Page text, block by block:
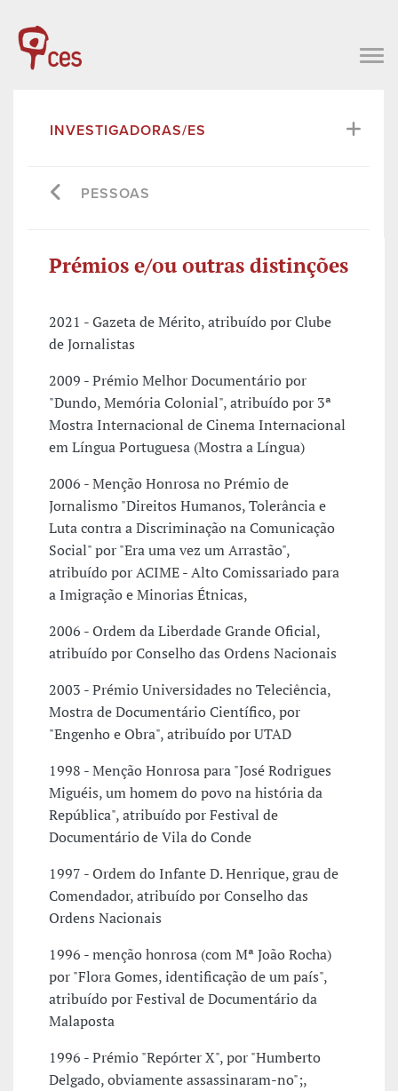
INVESTIGADORAS/ES
PESSOAS
Prémios e/ou outras distinções
2021 - Gazeta de Mérito, atribuído por Clube
de Jornalistas
2009 - Prémio Melhor Documentário por
"Dundo, Memória Colonial", atribuído por 3ª
Mostra Internacional de Cinema Internacional
em Língua Portuguesa (Mostra a Língua)
2006 - Menção Honrosa no Prémio de
Jornalismo "Direitos Humanos, Tolerância e
Luta contra a Discriminação na Comunicação
Social" por "Era uma vez um Arrastão",
atribuído por ACIME - Alto Comissariado para
a Imigração e Minorias Étnicas,
2006 - Ordem da Liberdade Grande Oficial,
atribuído por Conselho das Ordens Nacionais
2003 - Prémio Universidades no Teleciência,
Mostra de Documentário Científico, por
"Engenho e Obra", atribuído por UTAD
1998 - Menção Honrosa para "José Rodrigues
Miguéis, um homem do povo na história da
República", atribuído por Festival de
Documentário de Vila do Conde
1997 - Ordem do Infante D. Henrique, grau de
Comendador, atribuído por Conselho das
Ordens Nacionais
1996 - menção honrosa (com Mª João Rocha)
por "Flora Gomes, identificação de um país",
atribuído por Festival de Documentário da
Malaposta
1996 - Prémio "Repórter X", por "Humberto
Delgado, obviamente assassinaram-no";,